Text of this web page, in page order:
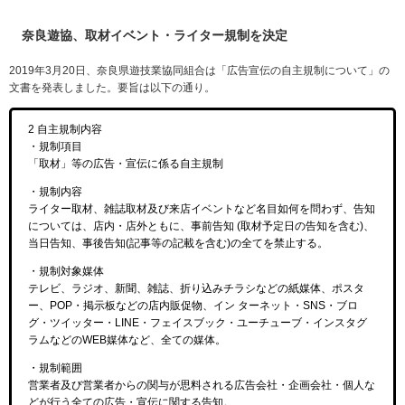
奈良遊協、取材イベント・ライター規制を決定
2019年3月20日、奈良県遊技業協同組合は「広告宣伝の自主規制について」の
文書を発表しました。要旨は以下の通り。
2 自主規制内容
・規制項目
「取材」等の広告・宣伝に係る自主規制
・規制内容
ライター取材、雑誌取材及び来店イベントなど名目如何を問わず、告知
については、店内・店外ともに、事前告知 (取材予定日の告知を含む)、
当日告知、事後告知(記事等の記載を含む)の全てを禁止する。
・規制対象媒体
テレビ、ラジオ、新聞、雑誌、折り込みチラシなどの紙媒体、ポスタ
ー、POP・掲示板などの店内販促物、イン ターネット・SNS・ブロ
グ・ツイッター・LINE・フェイスブック・ユーチューブ・インスタグ
ラムなどのWEB媒体など、全ての媒体。
・規制範囲
営業者及び営業者からの関与が思料される広告会社・企画会社・個人な
どが行う全ての広告・宣伝に関する告知。